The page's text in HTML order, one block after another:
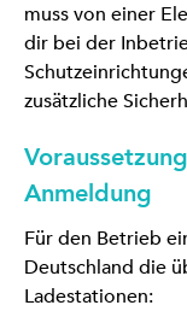
muss von einer
dir bei der
zusätzliche
Anmeldung
Für den Betrieb
Deutschland die
Ladestationen: